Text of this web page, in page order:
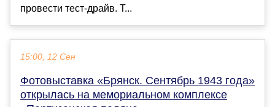
провести тест-драйв. Т...
15:00, 12 Сен
Фотовыставка «Брянск. Сентябрь 1943 года»
открылась на мемориальном комплексе